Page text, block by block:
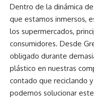
Dentro de la dinámica
que estamos inmersos,
los supermercados,
consumidores. Desde
obligado durante
plástico en nuestras
contado que reciclando
podemos solucionar